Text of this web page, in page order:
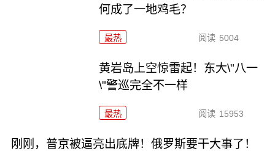
何成了一地鸡毛？
最热 阅读 5004
黄岩岛上空惊雷起！东大\"八一
\"警巡完全不一样
最热 阅读 15953
刚刚，普京被逼亮出底牌！俄罗斯要干大事了！